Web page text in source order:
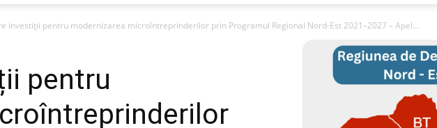
investiții pentru modernizarea microîntreprinderilor prin Programul Regional Nord-Est 2021–2027 – Apel...
pentru